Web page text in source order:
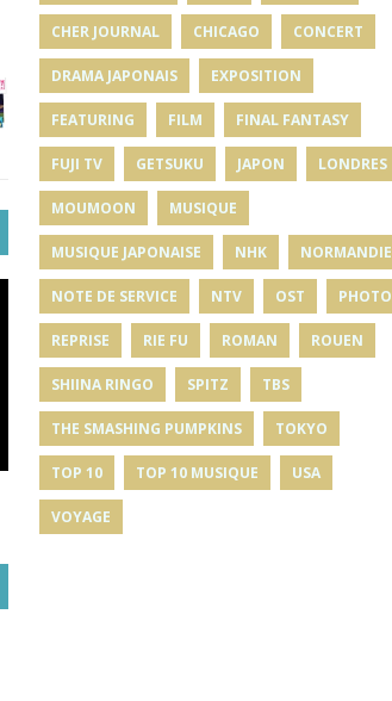
CHER JOURNAL CHICAGO CONCERT
DRAMA JAPONAIS EXPOSITION
FEATURING FILM FINAL FANTASY
FUJI TV GETSUKU JAPON LONDRES
MOUMOON MUSIQUE
MUSIQUE JAPONAISE NHK NORMANDIE
NOTE DE SERVICE NTV OST PHOTO
REPRISE RIE FU ROMAN ROUEN
SHIINA RINGO SPITZ TBS
THE SMASHING PUMPKINS TOKYO
TOP 10 TOP 10 MUSIQUE USA
VOYAGE